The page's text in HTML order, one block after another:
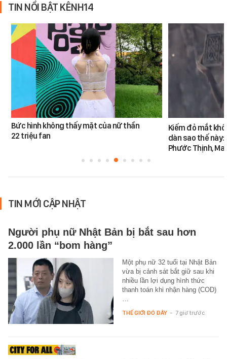
TIN NỔI BẬT KÊNH14
Bức hình không thấy mặt của nữ thần
22 triệu fan
Kiếm đỏ mắt
dàn sao thế này:
Phước Thịnh,
TIN MỚI CẬP NHẬT
Người phụ nữ Nhật Bản bị bắt sau hơn
2.000 lần “bom hàng”
Một phụ nữ 32 tuổi tại Nhật Bản
vừa bị cảnh sát bắt giữ sau khi
nhiều lần lợi dụng hình thức
thanh toán khi nhận hàng (COD)
…
THẾ GIỚI ĐÓ ĐÂY - 7 giờ trước